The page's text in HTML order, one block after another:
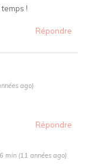
!
Répondre
ago)
Répondre
min (11 années ago)